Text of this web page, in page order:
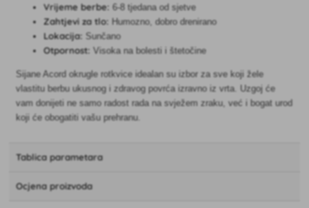
Vrijeme berbe: 6-8 tjedana od sjetve
Zahtjevi za tlo: Humozno, dobro drenirano
Lokacija: Sunčano
Otpornost: Visoka na bolesti i štetočine
Sijane Acord okrugle rotkvice idealan su izbor za sve koji žele
vlastitu berbu ukusnog i zdravog povrća izravno iz vrta. Uzgoj će
vam donijeti ne samo radost rada na svježem zraku, već i bogat urod
koji će obogatiti vašu prehranu.
Tablica parametara
Ocjena proizvoda